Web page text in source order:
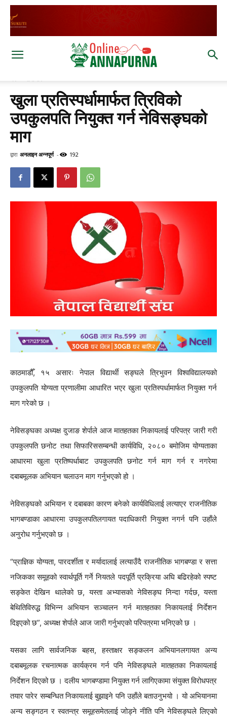
घर समाचार
खुला प्रतिस्पर्धामार्फत त्रिविको
उपकुलपति नियुक्त गर्न नेविसङ्घको
माग
द्वारा अनलाइन अन्नपूर्ण - 192
काठमाडौँ, १५ असारः नेपाल विद्यार्थी सङ्घले त्रिभुवन विश्वविद्यालयको
उपकुलपति योग्यता प्रणालीमा आधारित भएर खुला प्रतिस्पर्धामार्फत नियुक्त गर्न
माग गरेको छ ।
नेविसङ्घका अध्यक्ष दुजाङ शेर्पाले आज मातहतका निकायलाई परिपत्र जारी गरी
उपकुलपति छनोट तथा सिफारिससम्बन्धी कार्यविधि, २०८० बमोजिम योग्यताका
आधारमा खुला प्रतिष्पर्धाबाट उपकुलपति छनोट गर्न माग गर्न र नगरेमा
दबाबमूलक अभियान चलाउन माग गर्नुभएको हो ।
नेविसङ्घको अभियान र दबाबका कारण बनेको कार्यविधिलाई लत्याएर राजनीतिक
भागबण्डाका आधारमा उपकुलपतिलगायत पदाधिकारी नियुक्त नगर्न पनि उहाँले
अनुरोध गर्नुभएको छ ।
“प्राज्ञिक योग्यता, पारदर्शीता र मर्यादालाई लत्याउँदै राजनीतिक भागबण्डा र सत्ता
नजिकका समूहको स्वार्थपूर्ति गर्ने नियतले पदपूर्ति प्रक्रिया अघि बढिरहेको स्पष्ट
सङ्केत देखिन थालेको छ, यस्ता अभ्यासको नेविसङ्घ निन्दा गर्दछ, यस्ता
बेथितिविरुद्ध विभिन्न अभियान सञ्चालन गर्न मातहतका निकायलाई निर्देशन
दिइएको छ”, अध्यक्ष शेर्पाले आज जारी गर्नुभएको परिपत्रमा भनिएको छ ।
यसका लागि सार्वजनिक बहस, हस्ताक्षर सङ्कलन अभियानलगायत अन्य
दबाबमूलक रचनात्मक कार्यक्रम गर्न पनि नेविसङ्घले मातहतका निकायलाई
निर्देशन दिएको छ । दलीय भागबण्डामा नियुक्त गर्न लागिएकामा संयुक्त विरोधपत्र
तयार पारेर सम्बन्धित निकायलाई बुझाइने पनि उहाँले बताउनुभयो । यो अभियानमा
अन्य सङ्गठन र स्वतन्त्र समूहसमेतलाई जोड्ने नीति पनि नेविसङ्घले लिएको